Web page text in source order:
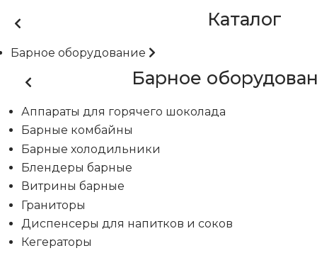
Каталог
Барное оборудование
Барное
Аппараты для горячего шоколада
Барные комбайны
Барные холодильники
Блендеры барные
Витрины барные
Граниторы
Диспенсеры для напитков и соков
Кегераторы